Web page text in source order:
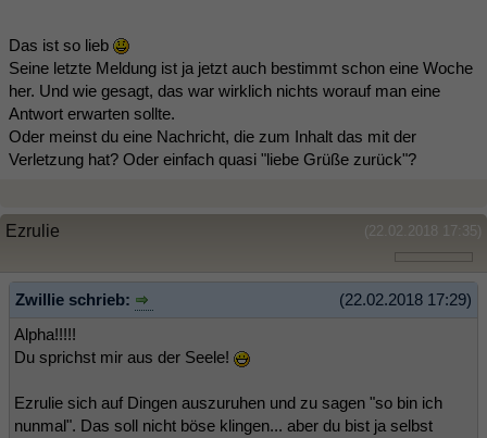
Das ist so lieb
Seine letzte Meldung ist ja jetzt auch bestimmt schon eine Woche
her. Und wie gesagt, das war wirklich nichts worauf man eine
Antwort erwarten sollte.
Oder meinst du eine Nachricht, die zum Inhalt das mit der
Verletzung hat? Oder einfach quasi "liebe Grüße zurück"?
(22.02.2018 17:35)
Ezrulie
(22.02.2018 17:29)
Zwillie schrieb:
Alpha!!!!!
Du sprichst mir aus der Seele!
Ezrulie sich auf Dingen auszuruhen und zu sagen "so bin ich
nunmal". Das soll nicht böse klingen... aber du bist ja selbst